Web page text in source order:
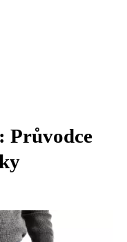
Průvodce